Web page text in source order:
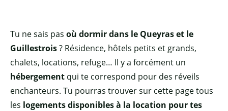
Tu ne sais pas où dormir dans le Queyras et le
Guillestrois? Résidence, hôtels petits et grands,
chalets, locations, refuge… Il y a forcément un
hébergement qui te correspond pour des réveils
enchanteurs. Tu pourras trouver sur cette page tous
les logements disponibles à la location pour tes